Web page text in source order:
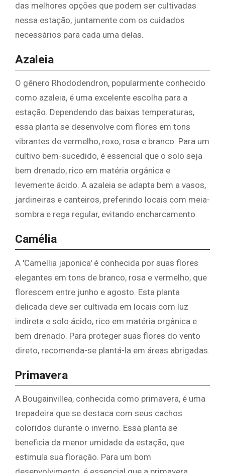
das melhores opções que podem ser cultivadas
nessa estação, juntamente com os cuidados
necessários para cada uma delas.
Azaleia
O gênero Rhododendron, popularmente conhecido
como azaleia, é uma excelente escolha para a
estação. Dependendo das baixas temperaturas,
essa planta se desenvolve com flores em tons
vibrantes de vermelho, roxo, rosa e branco. Para um
cultivo bem-sucedido, é essencial que o solo seja
bem drenado, rico em matéria orgânica e
levemente ácido. A azaleia se adapta bem a vasos,
jardineiras e canteiros, preferindo locais com meia-
sombra e rega regular, evitando encharcamento.
Camélia
A 'Camellia japonica' é conhecida por suas flores
elegantes em tons de branco, rosa e vermelho, que
florescem entre junho e agosto. Esta planta
delicada deve ser cultivada em locais com luz
indireta e solo ácido, rico em matéria orgânica e
bem drenado. Para proteger suas flores do vento
direto, recomenda-se plantá-la em áreas abrigadas.
Primavera
A Bougainvillea, conhecida como primavera, é uma
trepadeira que se destaca com seus cachos
coloridos durante o inverno. Essa planta se
beneficia da menor umidade da estação, que
estimula sua floração. Para um bom